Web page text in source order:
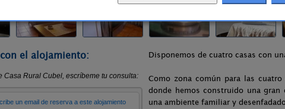
el alojamiento: Disponemos de cuatro casas con
Como zona común para las
donde hemos construido una gran
una ambiente familiar y